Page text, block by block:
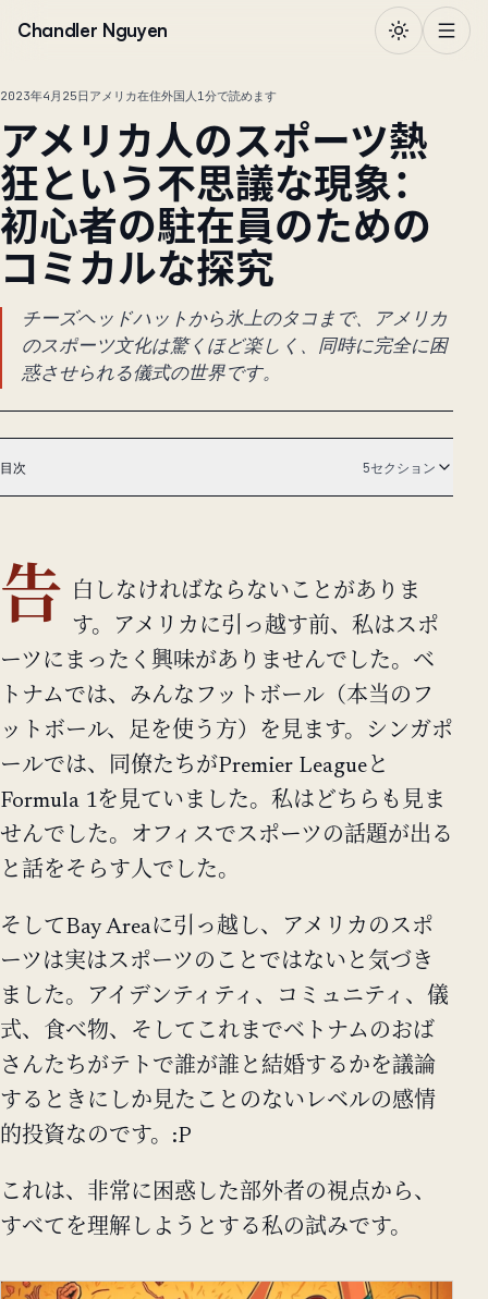
Chandler Nguyen
2023年4月25日 アメリカ在住外国人 1分で読めます
アメリカ人のスポーツ熱
狂という不思議な現象：
初心者の駐在員のための
コミカルな探究
チーズヘッドハットから氷上のタコまで、アメリカ
のスポーツ文化は驚くほど楽しく、同時に完全に困
惑させられる儀式の世界です。
目次 5セクション
告
白しなければならないことがありま
す。アメリカに引っ越す前、私はスポ
ーツにまったく興味がありませんでした。ベ
トナムでは、みんなフットボール（本当のフ
ットボール、足を使う方）を見ます。シンガポ
ールでは、同僚たちがPremier Leagueと
Formula 1を見ていました。私はどちらも見ま
せんでした。オフィスでスポーツの話題が出る
と話をそらす人でした。
そしてBay Areaに引っ越し、アメリカのスポ
ーツは実はスポーツのことではないと気づき
ました。アイデンティティ、コミュニティ、儀
式、食べ物、そしてこれまでベトナムのおば
さんたちがテトで誰が誰と結婚するかを議論
するときにしか見たことのないレベルの感情
的投資なのです。:P
これは、非常に困惑した部外者の視点から、
すべてを理解しようとする私の試みです。